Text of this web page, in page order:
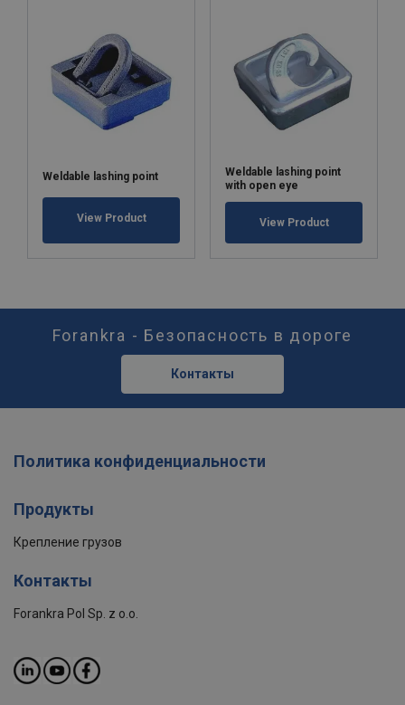
Weldable lashing point
View Product
Weldable lashing point
with open eye
View Product
Forankra - Безопасность в дороге
Контакты
Политика конфиденциальности
Продукты
Крепление грузов
Контакты
Forankra Pol Sp. z o.o.